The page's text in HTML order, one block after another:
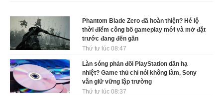
Phantom Blade Zero đã hoàn thiện? Hé lộ
thời điểm công bố gameplay mới và mở đặt
trước đang đến gần
Thứ tư lúc 08:47
Làn sóng phản đối PlayStation dần hạ
nhiệt? Game thủ chỉ nói không làm, Sony
vẫn giữ vững lập trường
Thứ tư lúc 08:37